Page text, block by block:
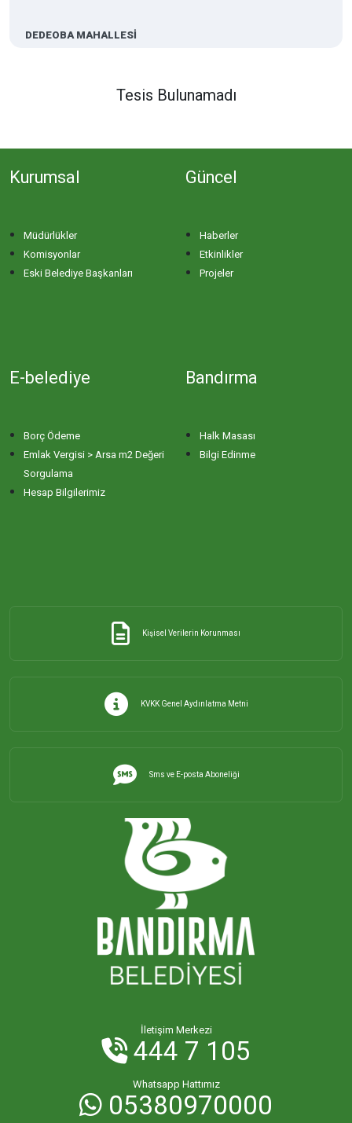
DEDEOBA MAHALLESİ
DOĞANPINAR MAHALLESİ
DUTLİMAN MAHALLESİ
ERİKLİ MAHALLESİ
ESKİZİRAATLİ MAHALLESİ
HACI YUSUF MAHALLESİ
İHSANİYE MAHALLESİ
KAYACIK MAHALLESİ
KİRAZLI MAHALLESİ
KUŞCENNETİ MAHALLESİ
MAHBUBELER MAHALLESİ
MİSAKÇA MAHALLESİ
Tesis Bulunamadı
Kurumsal
Müdürlükler
Komisyonlar
Eski Belediye Başkanları
Güncel
Haberler
Etkinlikler
Projeler
E-belediye
Borç Ödeme
Emlak Vergisi > Arsa m2 Değeri
Sorgulama
Hesap Bilgilerimiz
Bandırma
Halk Masası
Bilgi Edinme
Kişisel Verilerin Korunması
KVKK Genel Aydınlatma Metni
Sms ve E-posta Aboneliği
İletişim Merkezi
444 7 105
Whatsapp Hattımız
05380970000